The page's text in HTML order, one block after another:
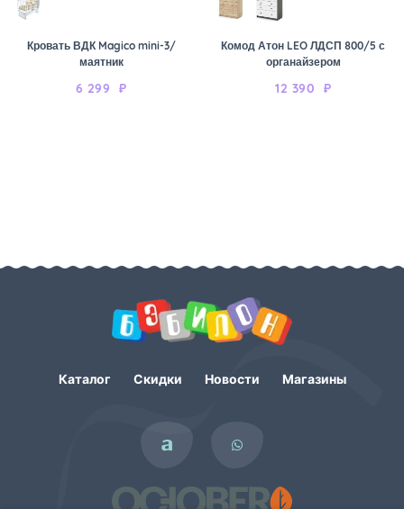
Кровать ВДК Magico mini-3/
маятник
6 299 ₽
Комод Атон LEO ЛДСП 800/5 с
органайзером
12 390 ₽
Каталог Скидки Новости Магазины